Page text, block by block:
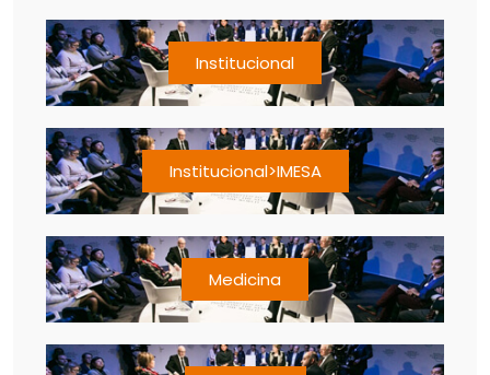
Institucional
Institucional>IMESA
Medicina